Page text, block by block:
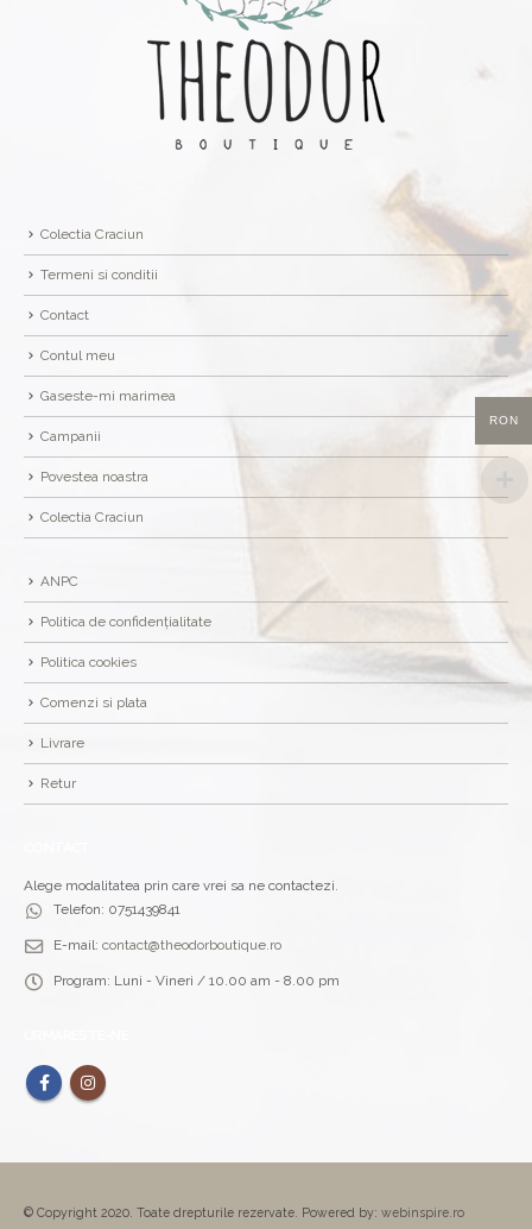
Colectia Craciun
Termeni si conditii
Contact
Contul meu
Gaseste-mi marimea
Campanii
Povestea noastra
Colectia Craciun
ANPC
Politica de confidențialitate
Politica cookies
Comenzi si plata
Livrare
Retur
Alege modalitatea prin care vrei sa ne contactezi.
Telefon: 0751439841
E-mail: contact@theodorboutique.ro
Program: Luni - Vineri / 10.00 am - 8.00 pm
© Copyright 2020. Toate drepturile rezervate. Powered by: webinspire.ro
RON